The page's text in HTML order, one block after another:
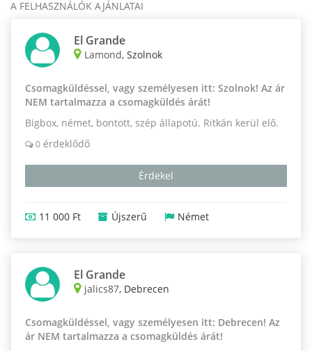
A FELHASZNÁLÓK AJÁNLATAI
El Grande
Lamond, Szolnok
Csomagküldéssel, vagy személyesen itt: Szolnok! Az ár
NEM tartalmazza a csomagküldés árát!
Bigbox, német, bontott, szép állapotú. Ritkán kerül elő.
0 érdeklődő
Érdekel
11 000 Ft Újszerű Német
El Grande
jalics87, Debrecen
Csomagküldéssel, vagy személyesen itt: Debrecen! Az
ár NEM tartalmazza a csomagküldés árát!